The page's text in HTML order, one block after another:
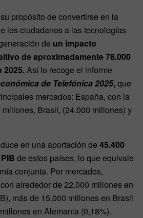
propósito de convertirse en la
los ciudadanos a las tecnologías
de un impacto
de aproximadamente 78.000
2025.Así lo recoge el informe
de Telefónica 2025,que
mercados: España, con la
Brasil, (24.000 millones) y
en una aportación de 45.400
de estos países, lo que equivale
conjunta. Por mercados,
alrededor de 22.000 millones en
más de 15.000 millones en Brasil
en Alemania (0,18%).